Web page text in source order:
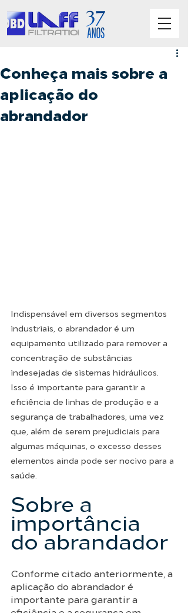
Conheça mais sobre a
aplicação do
abrandador
Indispensável em diversos segmentos
industriais, o abrandador é um
equipamento utilizado para remover a
concentração de substâncias
indesejadas de sistemas hidráulicos.
Isso é importante para garantir a
eficiência de linhas de produção e a
segurança de trabalhadores, uma vez
que, além de serem prejudiciais para
algumas máquinas, o excesso desses
elementos ainda pode ser nocivo para a
saúde.
Sobre a
importância
do abrandador
Conforme citado anteriormente, a
aplicação do abrandador é
importante para garantir a